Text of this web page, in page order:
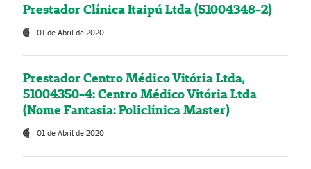
Prestador Clínica Itaipú Ltda (51004348-2)
01 de Abril de 2020
Prestador Centro Médico Vitória Ltda,
51004350-4: Centro Médico Vitória Ltda
(Nome Fantasia: Policlínica Master)
01 de Abril de 2020